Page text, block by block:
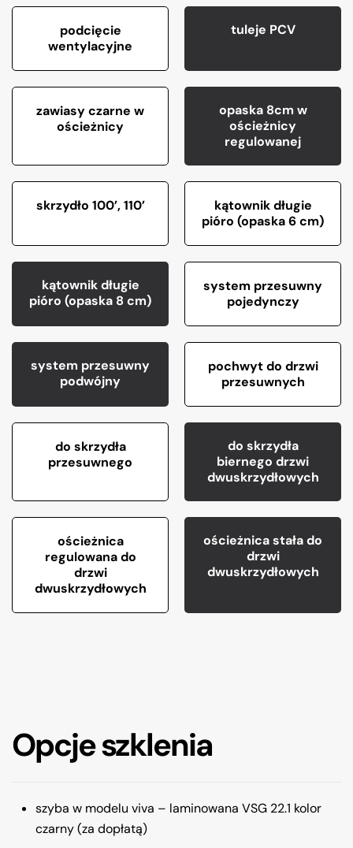
podcięcie
wentylacyjne
tuleje PCV
zawiasy czarne w
ościeżnicy
opaska 8cm w
ościeżnicy
regulowanej
skrzydło 100’, 110’
kątownik długie
pióro (opaska 6 cm)
kątownik długie
pióro (opaska 8 cm)
system przesuwny
pojedynczy
system przesuwny
podwójny
pochwyt do drzwi
przesuwnych
do skrzydła
przesuwnego
do skrzydła
biernego drzwi
dwuskrzydłowych
ościeżnica
regulowana do
drzwi
dwuskrzydłowych
ościeżnica stała do
drzwi
dwuskrzydłowych
Opcje szklenia
szyba w modelu viva – laminowana VSG 22.1 kolor
czarny (za dopłatą)